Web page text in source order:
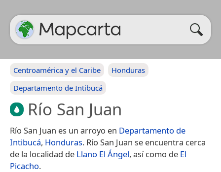
Centroamérica y el Caribe
Honduras
Departamento de Intibucá
Río San Juan
Río San Juan es un arroyo en Departamento de
Intibucá, Honduras. Río San Juan se encuentra cerca
de la localidad de Llano El Ángel, así como de El
Picacho.